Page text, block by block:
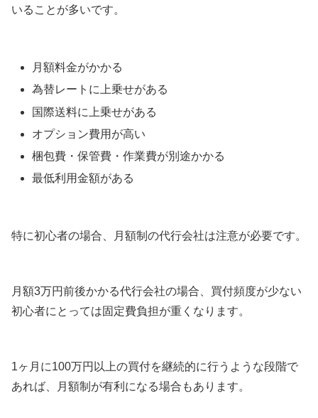
いることが多いです。
月額料金がかかる
為替レートに上乗せがある
国際送料に上乗せがある
オプション費用が高い
梱包費・保管費・作業費が別途かかる
最低利用金額がある
特に初心者の場合、月額制の代行会社は注意が必要です。
月額3万円前後かかる代行会社の場合、買付頻度が少ない
初心者にとっては固定費負担が重くなります。
1ヶ月に100万円以上の買付を継続的に行うような段階で
あれば、月額制が有利になる場合もあります。